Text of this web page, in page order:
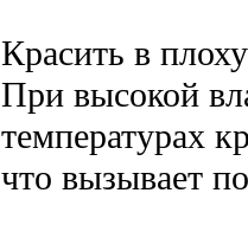
Красить в
При высокой
температурах
что вызывает